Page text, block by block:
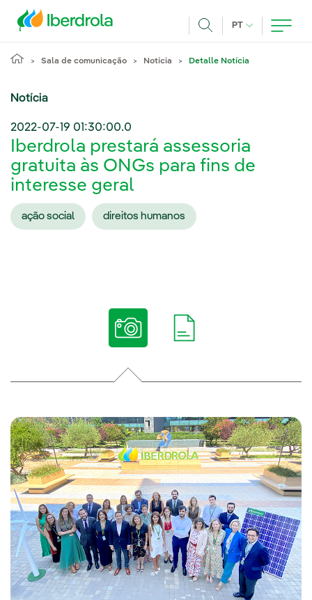
PT IDIOMA ATUAL,
Sala de comunicação Notícia Detalle Notícia
Notícia
2022-07-19 01:30:00.0
Iberdrola prestará assessoria
gratuita às ONGs para fins de
interesse geral
ação social direitos humanos